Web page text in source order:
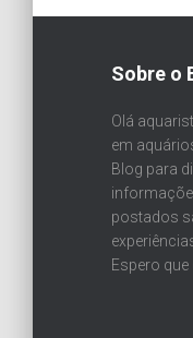
Sobre o
Olá
em
Blog para
postados
Espero